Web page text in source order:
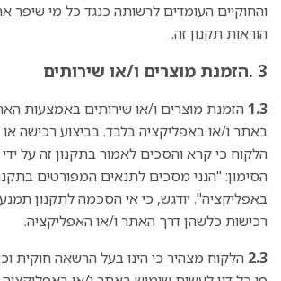
והחוקיים העומדים לרשותה כנגד כל מי שיפר
הוראות תקנון זה.
3 .הזמנת מוצרים ו/או שירותים
1.3הזמנת מוצרים ו/או שירותים באמצעות
באתר ו/או באפליקציה בלבד. בביצוע רכישה
הלקוח כי קרא והסכים לאמור בתקנון זה על
הסימון: "הנני מסכים לתנאים המפורטים
באפליקציה". יודגש, כי אי הסכמה לתקנון
רכישות כלשהן דרך האתר ו/או האפליקציה.
2.3 הלקוח מצהיר כי הינו בעל הרשאה חוקית